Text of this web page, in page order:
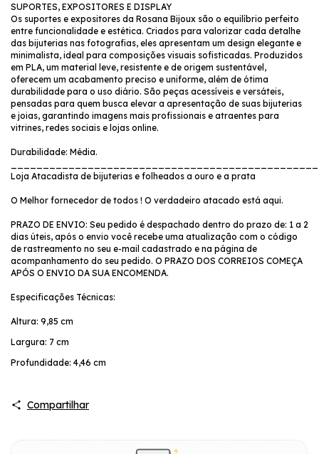
SUPORTES, EXPOSITORES E DISPLAY
Os suportes e expositores da Rosana Bijoux são o equilíbrio perfeito
entre funcionalidade e estética. Criados para valorizar cada detalhe
das bijuterias nas fotografias, eles apresentam um design elegante e
minimalista, ideal para composições visuais sofisticadas. Produzidos
em PLA, um material leve, resistente e de origem sustentável,
oferecem um acabamento preciso e uniforme, além de ótima
durabilidade para o uso diário. São peças acessíveis e versáteis,
pensadas para quem busca elevar a apresentação de suas bijuterias
e joias, garantindo imagens mais profissionais e atraentes para
vitrines, redes sociais e lojas online.
Durabilidade: Média.
Loja Atacadista de bijuterias e folheados a ouro e a prata
O Melhor fornecedor de todos ! O verdadeiro atacado está aqui.
PRAZO DE ENVIO: Seu pedido é despachado dentro do prazo de: 1 a 2
dias úteis, após o envio você recebe uma atualização com o código
de rastreamento no seu e-mail cadastrado e na página de
acompanhamento do seu pedido. O PRAZO DOS CORREIOS COMEÇA
APÓS O ENVIO DA SUA ENCOMENDA.
Especificações Técnicas:
Altura: 9,85 cm
Largura: 7 cm
Profundidade: 4,46 cm
Compartilhar